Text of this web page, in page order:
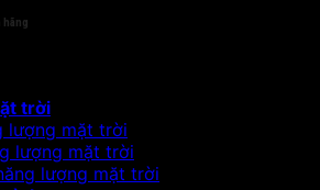
hãng
trời
lượng mặt trời
lượng mặt trời
lượng mặt trời